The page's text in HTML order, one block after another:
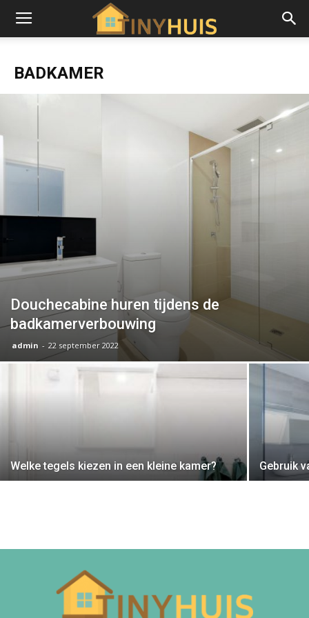
BADKAMER
Douchecabine huren tijdens de
badkamerverbouwing
admin - 22 september 2022
Welke tegels kiezen in een kleine kamer? Gebruik